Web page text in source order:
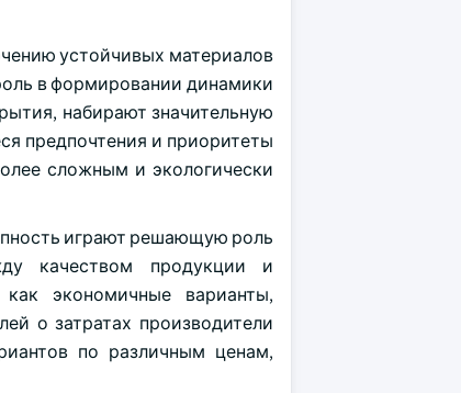
устойчивых материалов
в формировании динамики
набирают значительную
предпочтения и приоритеты
сложным и экологически
играют решающую роль
качеством продукции и
экономичные варианты,
о затратах производители
по различным ценам,